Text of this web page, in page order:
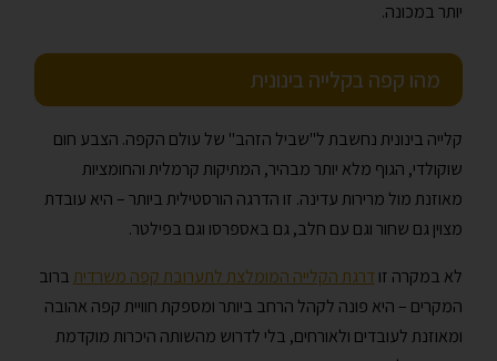
יותר במכונה.
מהו קפה בקלייה בינונית
קלייה בינונית נחשבת ל"שביל הזהב" של עולם הקפה. הצבע חום
שוקולדי, הגוף מלא יותר מבהיר, המתיקות קרמלית והחומציות
מאוזנת מול מרירות עדינה. זו הדרגה הורסטילית ביותר – היא עובדת
מצוין גם שחור וגם עם חלב, גם באספרסו וגם בפילטר.
לא במקרה זודרגת הקלייה המומלצת לתערובת קפה משרדיתברוב
המקרים – היא פונה לקהל הרחב ביותר ומספקת חוויית קפה אהובה
ומאוזנת לעובדים ולאורחים, בלי לדרוש מהשותה היכרות מוקדמת